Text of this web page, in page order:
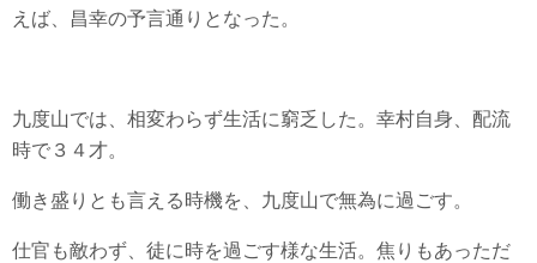
えば、昌幸の予言通りとなった。
九度山では、相変わらず生活に窮乏した。幸村自身、配流
時で３４才。
働き盛りとも言える時機を、九度山で無為に過ごす。
仕官も敵わず、徒に時を過ごす様な生活。焦りもあっただ